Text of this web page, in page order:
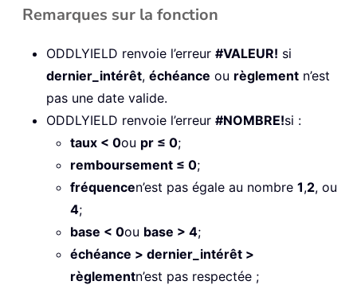
Remarques sur la fonction
ODDLYIELD renvoie l’erreur #VALEUR! si
dernier_intérêt, échéance ou règlement n’est
pas une date valide.
ODDLYIELD renvoie l’erreur #NOMBRE!si :
taux < 0ou pr ≤ 0;
remboursement ≤ 0;
fréquencen’est pas égale au nombre 1,2, ou
4;
base < 0ou base > 4;
échéance > dernier_intérêt >
règlementn’est pas respectée ;